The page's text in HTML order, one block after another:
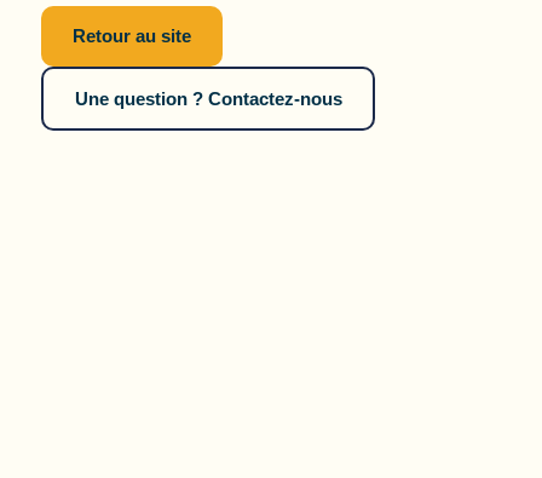
Retour au site
Une question ? Contactez-nous